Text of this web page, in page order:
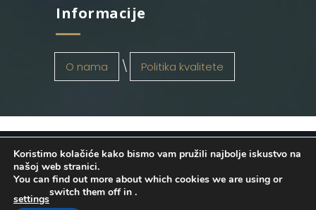
Informacije
O nama Politika kvalitete
OSATINA GRUPA d.o.o. 2026
. Configured
byINFOS Osijek. Sva prava pridržana.
Koristimo kolačiće kako bismo vam pružili najbolje iskustvo na
našoj web stranici.
You can find out more about which cookies we are using or
switch them off in
settings
.